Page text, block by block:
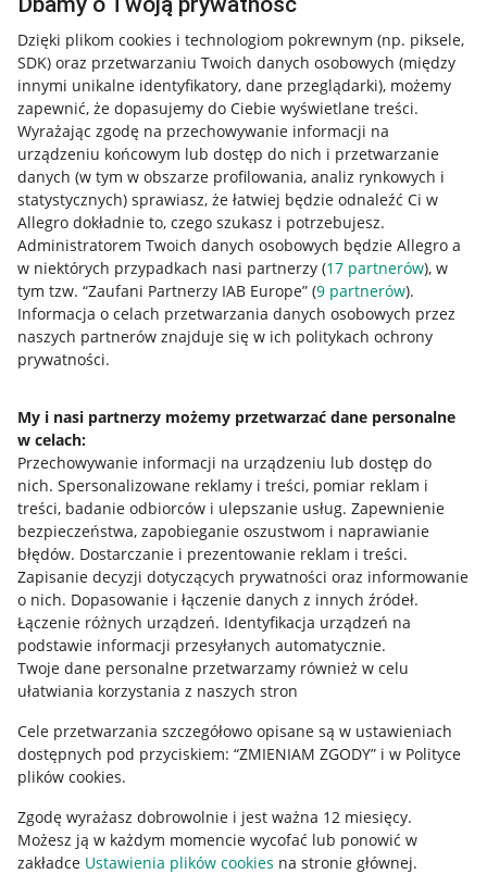
Dzięki plikom cookies i technologiom pokrewnym (np. piksele,
SDK) oraz przetwarzaniu Twoich danych osobowych (między
innymi unikalne identyfikatory, dane przeglądarki), możemy
zapewnić, że dopasujemy do Ciebie wyświetlane treści.
Wyrażając zgodę na przechowywanie informacji na
urządzeniu końcowym lub dostęp do nich i przetwarzanie
danych (w tym w obszarze profilowania, analiz rynkowych i
statystycznych) sprawiasz, że łatwiej będzie odnaleźć Ci w
Allegro dokładnie to, czego szukasz i potrzebujesz.
Administratorem Twoich danych osobowych będzie Allegro a
w niektórych przypadkach nasi partnerzy (17 partnerów), w
tym tzw. “Zaufani Partnerzy IAB Europe” (9 partnerów).
Informacja o celach przetwarzania danych osobowych przez
naszych partnerów znajduje się w ich politykach ochrony
prywatności.
My i nasi partnerzy możemy przetwarzać dane personalne
w celach:
Przechowywanie informacji na urządzeniu lub dostęp do
nich. Spersonalizowane reklamy i treści, pomiar reklam i
treści, badanie odbiorców i ulepszanie usług. Zapewnienie
bezpieczeństwa, zapobieganie oszustwom i naprawianie
błędów. Dostarczanie i prezentowanie reklam i treści.
Zapisanie decyzji dotyczących prywatności oraz informowanie
o nich. Dopasowanie i łączenie danych z innych źródeł.
Łączenie różnych urządzeń. Identyfikacja urządzeń na
podstawie informacji przesyłanych automatycznie.
Twoje dane personalne przetwarzamy również w celu
ułatwiania korzystania z naszych stron
Cele przetwarzania szczegółowo opisane są w ustawieniach
dostępnych pod przyciskiem: “ZMIENIAM ZGODY” i w Polityce
plików cookies.
Zgodę wyrażasz dobrowolnie i jest ważna 12 miesięcy.
Możesz ją w każdym momencie wycofać lub ponowić w
zakładce Ustawienia plików cookies na stronie głównej.
Przydatne informacje
Jak to działa
Allegro Gadane dla sprzedających
Allegro Gadane dla kupujących
Mapa miejscowości
Informacje prawne
Regulamin
Polityka plików "cookies"
Ustawienia plików "cookies"
Udostępnianie lokalizacji
Informacje dla Aktu o Usługach Cyfrowych
Pobierz aplikację